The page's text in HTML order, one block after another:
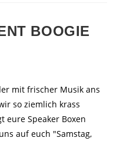
BOOGIE
mit frischer Musik ans
so ziemlich krass
eure Speaker Boxen
auf euch "Samstag,